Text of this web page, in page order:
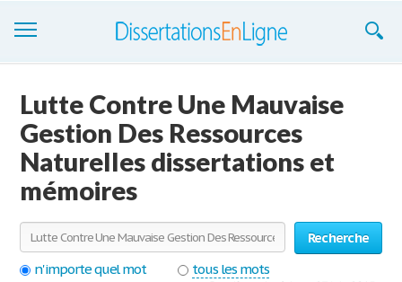
S'inscrire
Se connecter
Contactez-nous
Lutte Contre Une Mauvaise
Gestion Des Ressources
Naturelles dissertations et
mémoires
Recherche
n'importe quel mot
tous les mots